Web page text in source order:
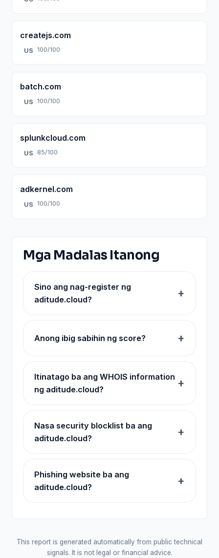
createjs.com
US 100/100
batch.com
US 100/100
splunkcloud.com
US 85/100
adkernel.com
US 100/100
Mga Madalas Itanong
Sino ang nag-register ng
aditude.cloud?
Anong ibig sabihin ng score?
Itinatago ba ang WHOIS information
ng aditude.cloud?
Nasa security blocklist ba ang
aditude.cloud?
Phishing website ba ang
aditude.cloud?
This report is generated automatically from public technical
signals. It is not legal or financial advice.